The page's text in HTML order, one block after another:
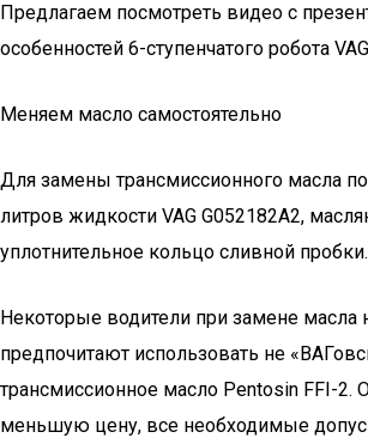
Предлагаем посмотреть видео с
особенностей 6-ступенчатого робота
Меняем масло самостоятельно
Для замены трансмиссионного масла
литров жидкости VAG G052182A2,
уплотнительное кольцо сливной пробки.
Некоторые водители при замене масла
предпочитают использовать не
трансмиссионное масло Pentosin FFI-2.
меньшую цену, все необходимые